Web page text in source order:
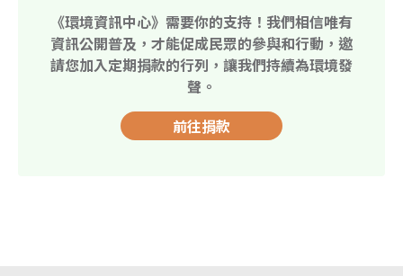
《環境資訊中心》需要你的支持！我們相信唯有
資訊公開普及，才能促成民眾的參與和行動，邀
請您加入定期捐款的行列，讓我們持續為環境發
聲。
前往捐款